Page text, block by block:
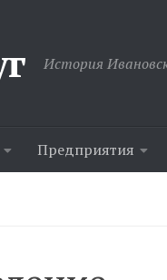
История
Предприятия